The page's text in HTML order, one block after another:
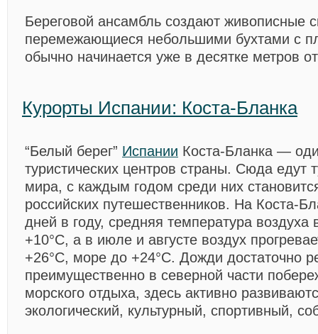
Береговой ансамбль создают живописные
перемежающиеся небольшими бухтами с
обычно начинается уже в десятке метров
Курорты Испании: Коста-Бланка
“Белый берег” Испании Коста-Бланка —
туристических центров страны. Сюда едут
мира, с каждым годом среди них
российских путешественников. На Коста-
дней в году, средняя температура воздуха
+10°C, а в июле и августе воздух
+26°C, море до +24°C. Дожди достаточно
преимущественно в северной части
морского отдыха, здесь активно
экологический, культурный, спортивный,